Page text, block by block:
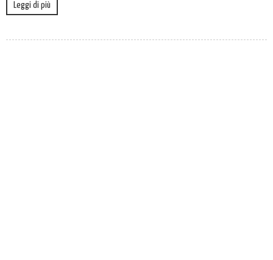
Leggi di più